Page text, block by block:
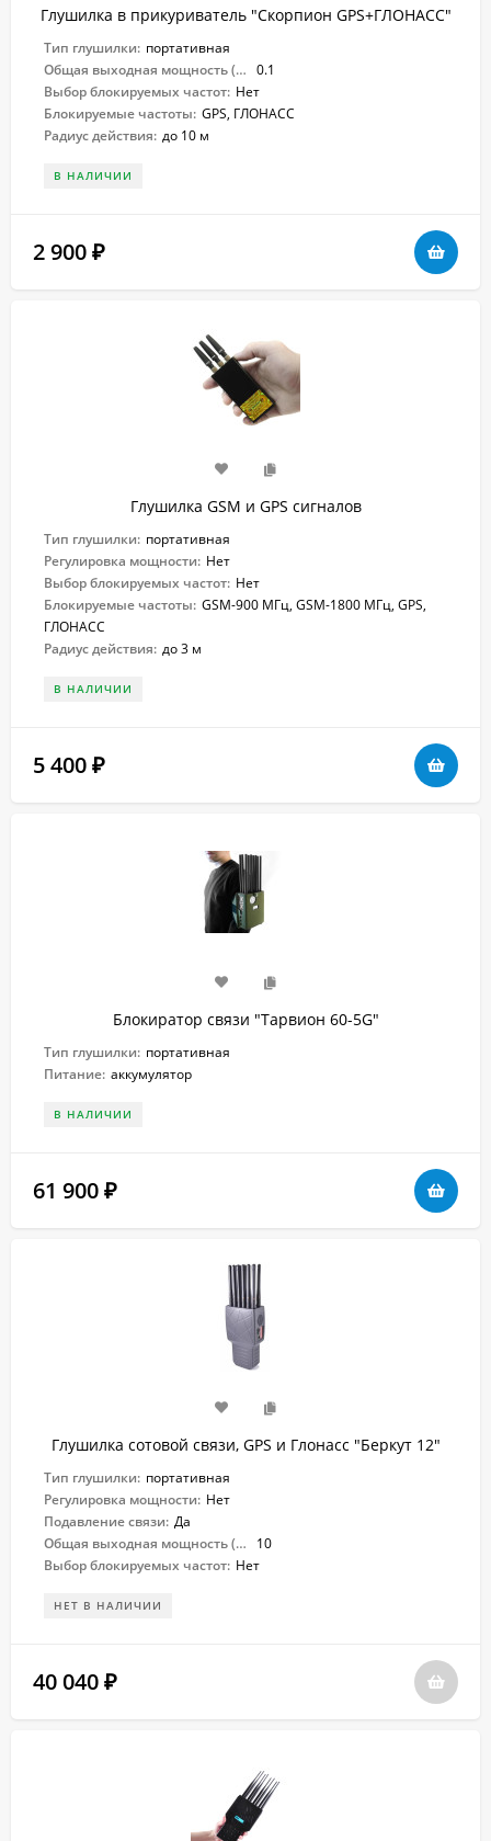
Глушилка в прикуриватель "Скорпион GPS+ГЛОНАСС"
Тип глушилки: портативная
Общая выходная мощность (Вт): 0.1
Выбор блокируемых частот: Нет
Блокируемые частоты: GPS, ГЛОНАСС
Радиус действия: до 10 м
В НАЛИЧИИ
2 900 ₽
Глушилка GSM и GPS сигналов
Тип глушилки: портативная
Регулировка мощности: Нет
Выбор блокируемых частот: Нет
Блокируемые частоты: GSM-900 МГц, GSM-1800 МГц, GPS,
ГЛОНАСС
Радиус действия: до 3 м
В НАЛИЧИИ
5 400 ₽
Блокиратор связи "Тарвион 60-5G"
Тип глушилки: портативная
Питание: аккумулятор
В НАЛИЧИИ
61 900 ₽
Глушилка сотовой связи, GPS и Глонасс "Беркут 12"
Тип глушилки: портативная
Регулировка мощности: Нет
Подавление связи: Да
Общая выходная мощность (Вт):
10
Выбор блокируемых частот: Нет
НЕТ В НАЛИЧИИ
40 040 ₽